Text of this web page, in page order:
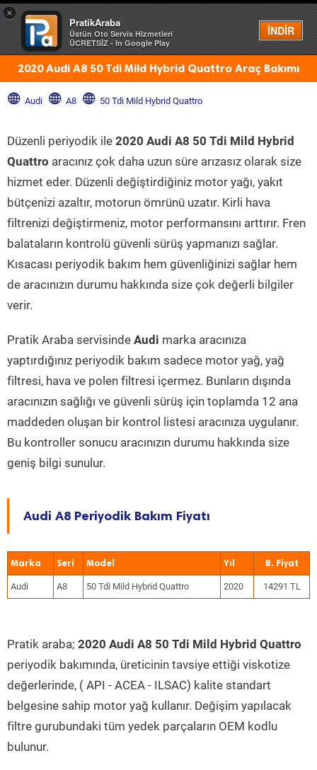
×
PratikAraba
Üstün Oto Servis Hizmetleri
ÜCRETSİZ - In Google Play
İNDİR
Menü
2020 Audi A8 50 Tdi Mild Hybrid Quattro Araç Bakımı
Audi A8 50 Tdi Mild Hybrid Quattro
Düzenli periyodik ile 2020 Audi A8 50 Tdi Mild Hybrid
Quattro aracınız çok daha uzun süre arızasız olarak size
hizmet eder. Düzenli değiştirdiğiniz motor yağı, yakıt
bütçenizi azaltır, motorun ömrünü uzatır. Kirli hava
filtrenizi değiştirmeniz, motor performansını arttırır. Fren
balataların kontrolü güvenli sürüş yapmanızı sağlar.
Kısacası periyodik bakım hem güvenliğinizi sağlar hem
de aracınızın durumu hakkında size çok değerli bilgiler
verir.
Pratik Araba servisinde Audi marka aracınıza
yaptırdığınız periyodik bakım sadece motor yağ, yağ
filtresi, hava ve polen filtresi içermez. Bunların dışında
aracınızın sağlığı ve güvenli sürüş için toplamda 12 ana
maddeden oluşan bir kontrol listesi aracınıza uygulanır.
Bu kontroller sonucu aracınızın durumu hakkında size
geniş bilgi sunulur.
Audi A8 Periyodik Bakım Fiyatı
Marka Seri Model Yıl
Audi A8 50 Tdi Mild Hybrid Quattro 2020 14291 TL
Pratik araba; 2020 Audi A8 50 Tdi Mild Hybrid Quattro
periyodik bakımında, üreticinin tavsiye ettiği viskotize
değerlerinde, ( API - ACEA - ILSAC) kalite standart
belgesine sahip motor yağ kullanır. Değişim yapılacak
filtre gurubundaki tüm yedek parçaların OEM kodlu
bulunur.